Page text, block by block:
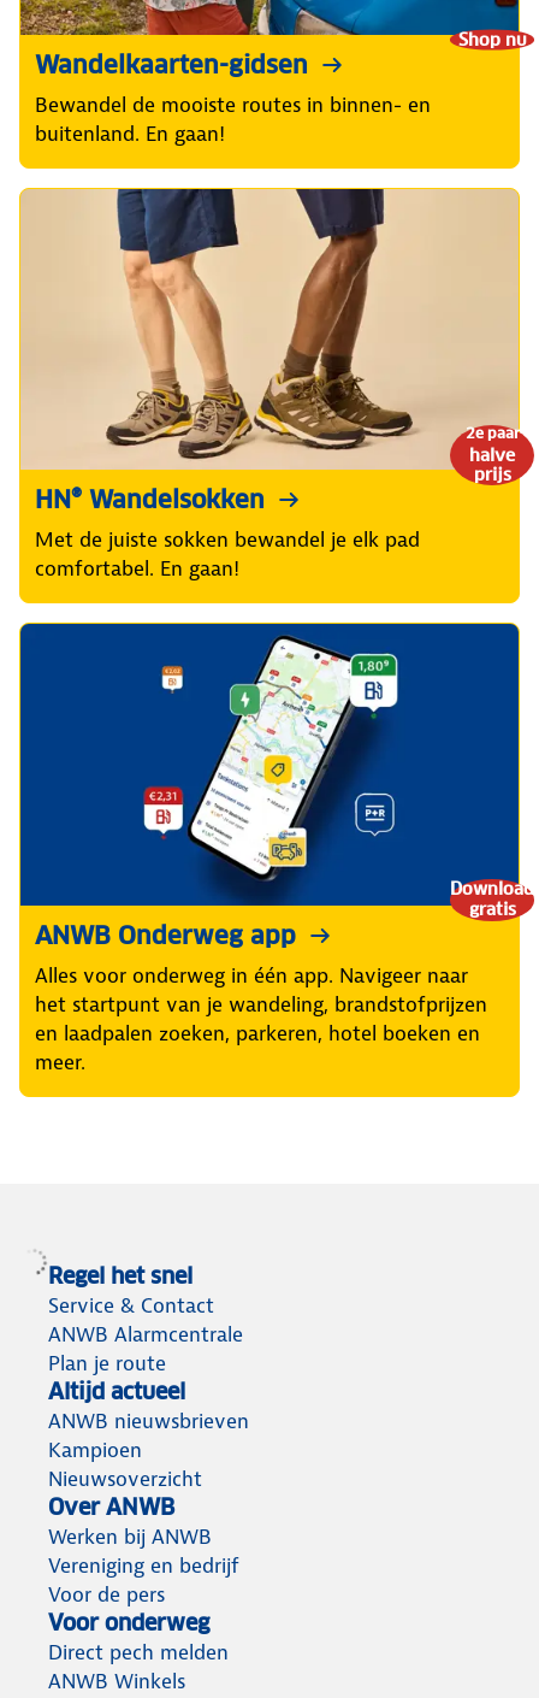
Shop nu
Wandelkaarten-gidsen
Bewandel de mooiste routes in binnen- en
buitenland. En gaan!
2e paar
halve
prijs
HN® Wandelsokken
Met de juiste sokken bewandel je elk pad
comfortabel. En gaan!
Download
gratis
ANWB Onderweg app
Alles voor onderweg in één app. Navigeer naar
het startpunt van je wandeling, brandstofprijzen
en laadpalen zoeken, parkeren, hotel boeken en
meer.
Regel het snel
Service & Contact
ANWB Alarmcentrale
Plan je route
Altijd actueel
ANWB nieuwsbrieven
Kampioen
Nieuwsoverzicht
Over ANWB
Werken bij ANWB
Vereniging en bedrijf
Voor de pers
Voor onderweg
Direct pech melden
ANWB Winkels